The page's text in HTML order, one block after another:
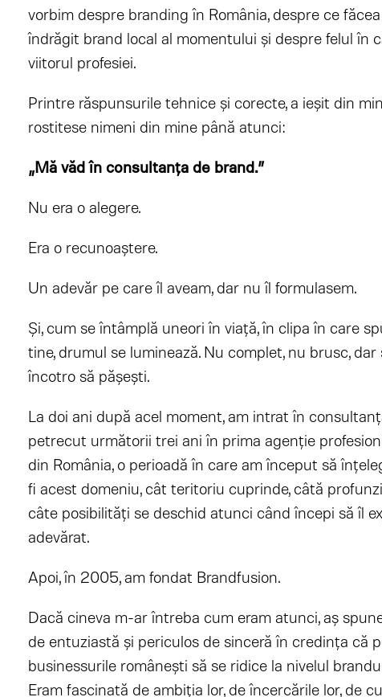
vorbim despre branding în România, despre ce
îndrăgit brand local al momentului și despre felul în
viitorul profesiei.
Printre răspunsurile tehnice și corecte, a ieșit din
rostitese nimeni din mine până atunci:
„Mă văd în consultanța de brand.”
Nu era o alegere.
Era o recunoaștere.
Un adevăr pe care îl aveam, dar nu îl formulasem.
Și, cum se întâmplă uneori în viață, în clipa în care
tine, drumul se luminează. Nu complet, nu brusc,
încotro să pășești.
La doi ani după acel moment, am intrat în
petrecut următorii trei ani în prima agenție
din România, o perioadă în care am început să
fi acest domeniu, cât teritoriu cuprinde, câtă
câte posibilități se deschid atunci când începi să îl
adevărat.
Apoi, în 2005, am fondat Brandfusion.
Dacă cineva m-ar întreba cum eram atunci, aș
de entuziastă și periculos de sinceră în credința că
businessurile românești să se ridice la nivelul
Eram fascinată de ambiția lor, de încercările lor, de